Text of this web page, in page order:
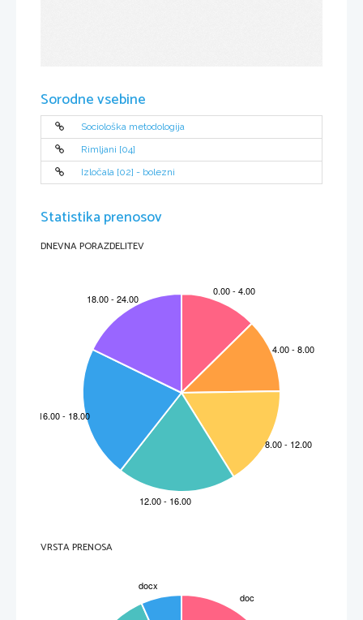
Sorodne vsebine
Sociološka metodologija
Rimljani [04]
Izločala [02] - bolezni
Statistika prenosov
DNEVNA PORAZDELITEV
VRSTA PRENOSA